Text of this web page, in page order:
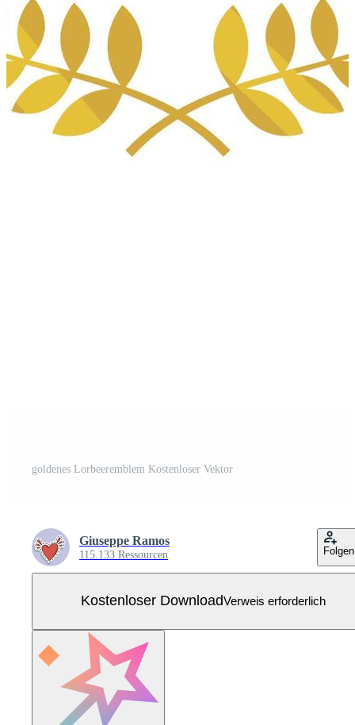
goldenes Lorbeeremblem Kostenloser Vektor
Giuseppe Ramos
115.133 Ressourcen Folgen
Kostenloser DownloadVerweis erforderlich